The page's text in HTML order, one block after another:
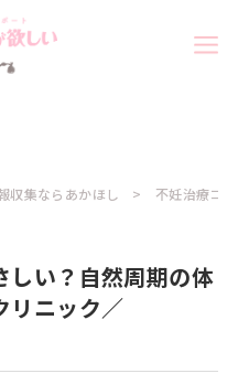
収集ならあかほし 不妊治療コ
しい？自然周期の体
リニック／